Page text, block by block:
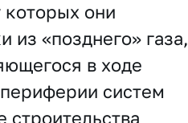
они
из «позднего» газа,
в ходе
систем
строительства